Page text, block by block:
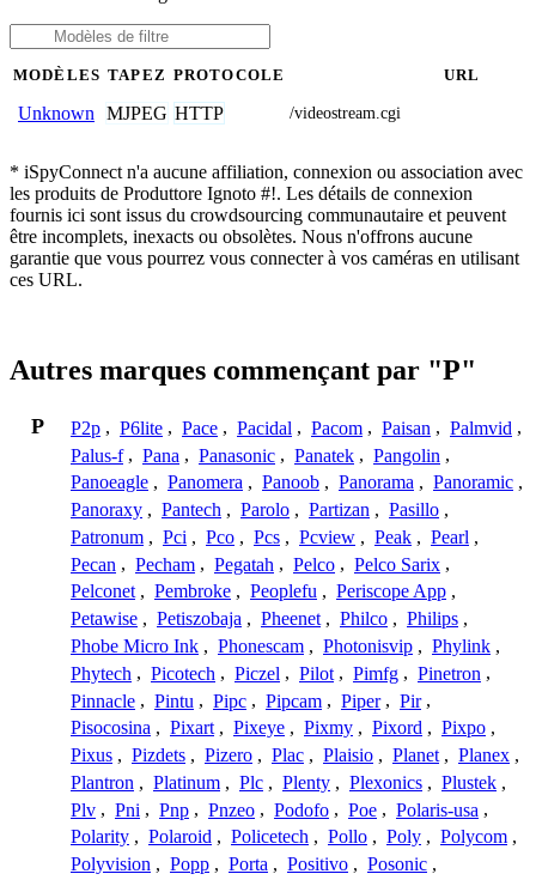
MODÈLES TAPEZ PROTOCOLE URL
Unknown MJPEG HTTP /videostream.cgi
* iSpyConnect n'a aucune affiliation, connexion ou association avec
les produits de Produttore Ignoto #!. Les détails de connexion
fournis ici sont issus du crowdsourcing communautaire et peuvent
être incomplets, inexacts ou obsolètes. Nous n'offrons aucune
garantie que vous pourrez vous connecter à vos caméras en utilisant
ces URL.
Autres marques commençant par "P"
P P2p , P6lite , Pace , Pacidal , Pacom , Paisan , Palmvid ,
Palus-f , Pana , Panasonic , Panatek , Pangolin ,
Panoeagle , Panomera , Panoob , Panorama , Panoramic ,
Panoraxy , Pantech , Parolo , Partizan , Pasillo ,
Patronum , Pci , Pco , Pcs , Pcview , Peak , Pearl ,
Pecan , Pecham , Pegatah , Pelco , Pelco Sarix ,
Pelconet , Pembroke , Peoplefu , Periscope App ,
Petawise , Petiszobaja , Pheenet , Philco , Philips ,
Phobe Micro Ink , Phonescam , Photonisvip , Phylink ,
Phytech , Picotech , Piczel , Pilot , Pimfg , Pinetron ,
Pinnacle , Pintu , Pipc , Pipcam , Piper , Pir ,
Pisocosina , Pixart , Pixeye , Pixmy , Pixord , Pixpo ,
Pixus , Pizdets , Pizero , Plac , Plaisio , Planet , Planex ,
Plantron , Platinum , Plc , Plenty , Plexonics , Plustek ,
Plv , Pni , Pnp , Pnzeo , Podofo , Poe , Polaris-usa ,
Polarity , Polaroid , Policetech , Pollo , Poly , Polycom ,
Polyvision , Popp , Porta , Positivo , Posonic ,